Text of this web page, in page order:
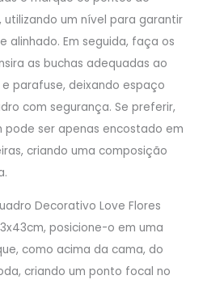
utilizando um nível para garantir
alinhado. Em seguida, faça os
as buchas adequadas ao
parafuse, deixando espaço
com segurança. Se preferir,
pode ser apenas encostado em
criando uma composição
Decorativo Love Flores
posicione-o em uma
como acima da cama, do
criando um ponto focal no